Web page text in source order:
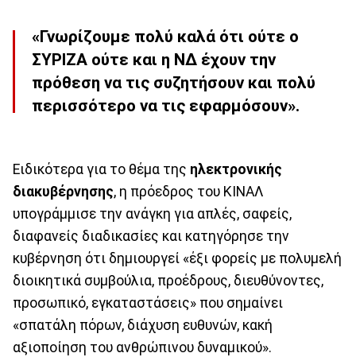
«Γνωρίζουμε πολύ καλά ότι ούτε ο
ΣΥΡΙΖΑ ούτε και η ΝΔ έχουν την
πρόθεση να τις συζητήσουν και πολύ
περισσότερο να τις εφαρμόσουν».
Ειδικότερα για το θέμα της ηλεκτρονικής
διακυβέρνησης, η πρόεδρος του ΚΙΝΑΛ
υπογράμμισε την ανάγκη για απλές, σαφείς,
διαφανείς διαδικασίες και κατηγόρησε την
κυβέρνηση ότι δημιουργεί «έξι φορείς με πολυμελή
διοικητικά συμβούλια, προέδρους, διευθύνοντες,
προσωπικό, εγκαταστάσεις» που σημαίνει
«σπατάλη πόρων, διάχυση ευθυνών, κακή
αξιοποίηση του ανθρώπινου δυναμικού».